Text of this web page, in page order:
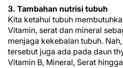
3. Tambahan nutrisi tubuh
Kita ketahui tubuh
Vitamin, serat dan mineral
menjaga kekebalan tubuh.
tersebut juga ada pada daun
Vitamin B, Mineral, Serat